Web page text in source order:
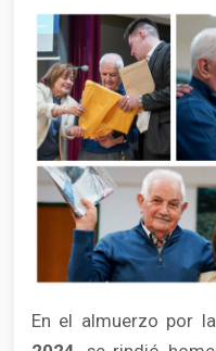
En el almuerzo por la